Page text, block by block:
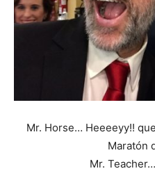
Mr. Horse… Heeeeyy!!
Maratón
Mr.